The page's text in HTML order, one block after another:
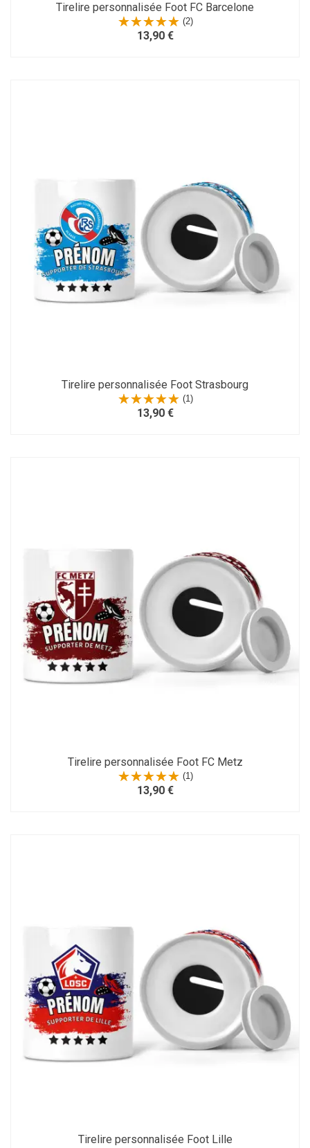
Tirelire personnalisée Foot FC Barcelone
(2)
13,90 €
Tirelire personnalisée Foot Strasbourg
(1)
13,90 €
Tirelire personnalisée Foot FC Metz
(1)
13,90 €
Tirelire personnalisée Foot Lille